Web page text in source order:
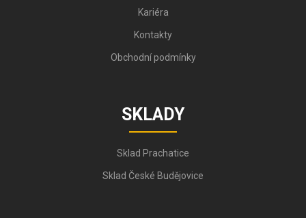
Kariéra
Kontakty
Obchodní podmínky
SKLADY
Sklad Prachatice
Sklad České Budějovice